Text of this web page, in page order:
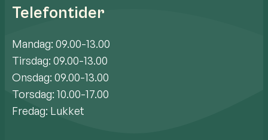
Telefontider
Mandag: 09.00-13.00
Tirsdag: 09.00-13.00
Onsdag: 09.00-13.00
Torsdag: 10.00-17.00
Fredag: Lukket